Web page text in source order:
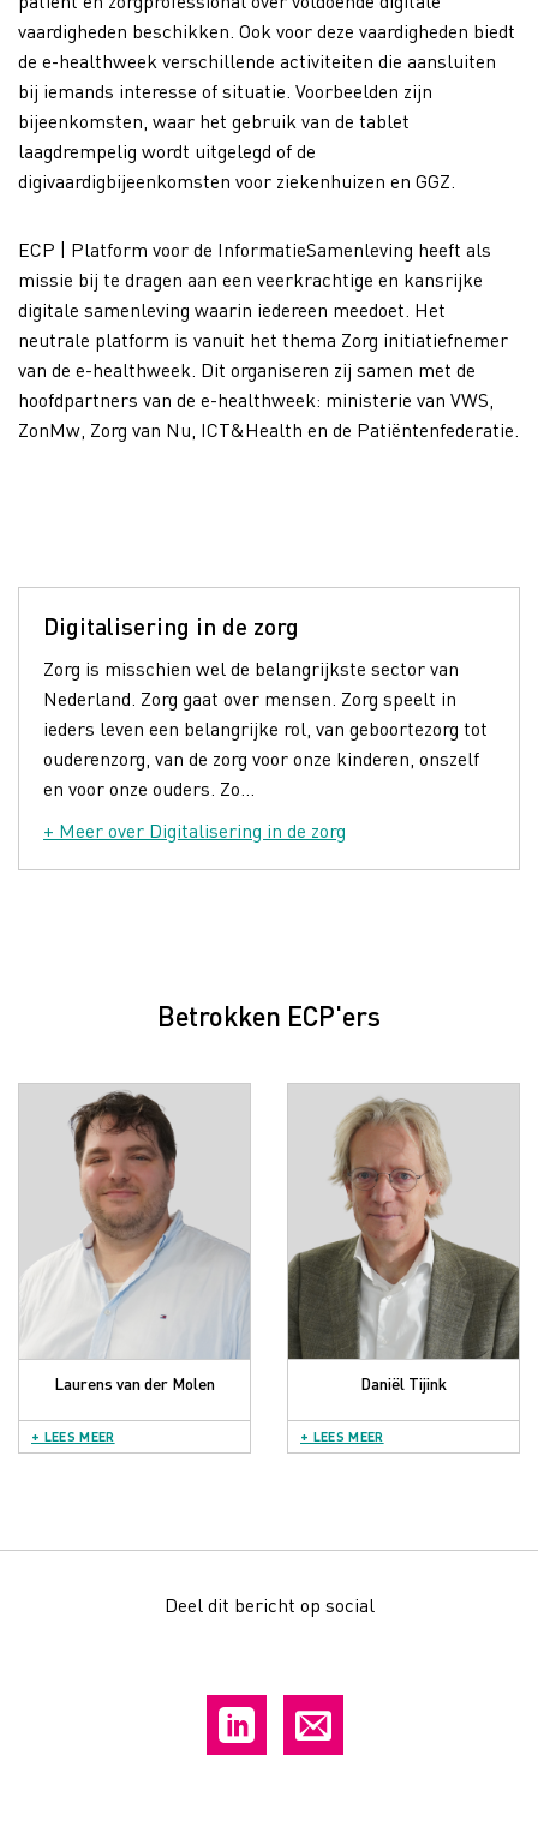
vaardigheden beschikken. Ook voor deze vaardigheden biedt
de e-healthweek verschillende activiteiten die aansluiten
bij iemands interesse of situatie. Voorbeelden zijn
bijeenkomsten, waar het gebruik van de tablet
laagdrempelig wordt uitgelegd of de
digivaardigbijeenkomsten voor ziekenhuizen en GGZ.
ECP | Platform voor de InformatieSamenleving heeft als
missie bij te dragen aan een veerkrachtige en kansrijke
digitale samenleving waarin iedereen meedoet. Het
neutrale platform is vanuit het thema Zorg initiatiefnemer
van de e-healthweek. Dit organiseren zij samen met de
hoofdpartners van de e-healthweek: ministerie van VWS,
ZonMw, Zorg van Nu, ICT&Health en de Patiëntenfederatie.
Digitalisering in de zorg
Zorg is misschien wel de belangrijkste sector van
Nederland. Zorg gaat over mensen. Zorg speelt in
ieders leven een belangrijke rol, van geboortezorg tot
ouderenzorg, van de zorg voor onze kinderen, onszelf
en voor onze ouders. Zo...
+ Meer over Digitalisering in de zorg
Betrokken ECP'ers
Laurens van der Molen
+ LEES MEER
Daniël Tijink
+ LEES MEER
Deel dit bericht op social